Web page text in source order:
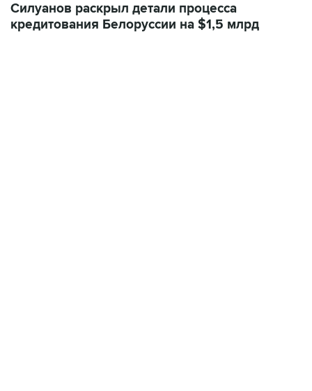
Силуанов раскрыл детали процесса
кредитования Белоруссии на $1,5 млрд